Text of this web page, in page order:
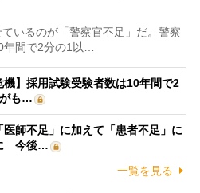
いるのが「警察官不足」だ。警察
年間で2分の1以…
機】採用試験受験者数は10年間で2
も…
医師不足」に加えて「患者不足」に
今後…
一覧を見る